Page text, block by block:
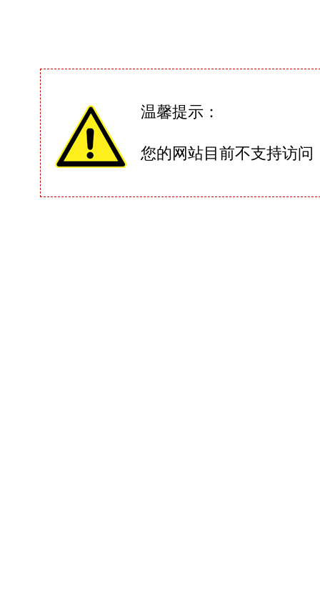
温馨提示：
您的网站目前不支持访